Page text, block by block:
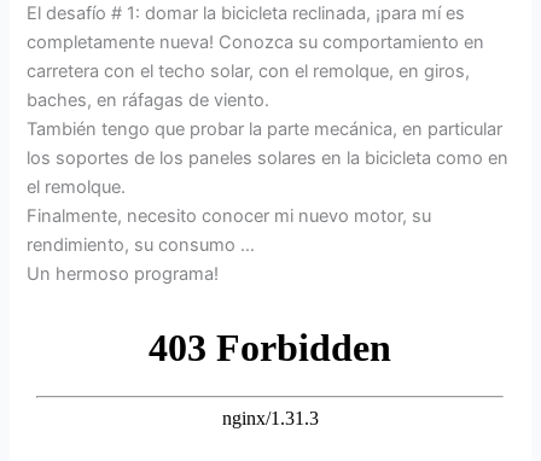
El desafío # 1: domar la bicicleta reclinada, ¡para mí es
completamente nueva! Conozca su comportamiento en
carretera con el techo solar, con el remolque, en giros,
baches, en ráfagas de viento.
También tengo que probar la parte mecánica, en particular
los soportes de los paneles solares en la bicicleta como en
el remolque.
Finalmente, necesito conocer mi nuevo motor, su
rendimiento, su consumo …
Un hermoso programa!